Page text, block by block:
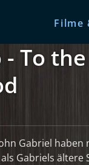
Filme
To the
Gabriel
Gabriels ältere